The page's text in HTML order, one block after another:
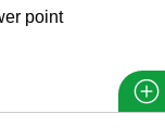
point